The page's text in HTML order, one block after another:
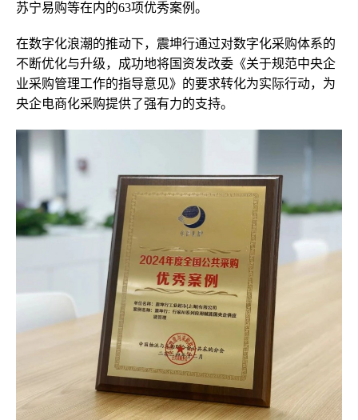
苏宁易购等在内的63项优秀案例。
在数字化浪潮的推动下，震坤行通过对数字化采购体系的
不断优化与升级，成功地将国资发改委《关于规范中央企
业采购管理工作的指导意见》的要求转化为实际行动，为
央企电商化采购提供了强有力的支持。